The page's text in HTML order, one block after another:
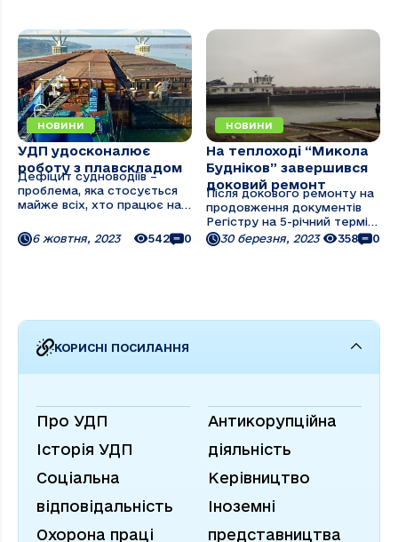
НОВИНИ
УДП удосконалює
роботу з плавскладом
Дефіцит судноводіїв –
проблема, яка стосується
майже всіх, хто працює на
керівників дунайських
пароплавств у Братиславі
флоту на ...
6 жовтня, 2023 542 0
НОВИНИ
На теплоході “Микола
Будніков” завершився
доковий ремонт
Після докового ремонту на
продовження документів
Регістру на 5-річний термін
спущений зі сліпу теплохід
«Микола Будніков». У
комплексу, підрулюючого
30 березня, 2023 358 0
КОРИСНІ ПОСИЛАННЯ
Про УДП
Історія УДП
Соціальна
відповідальність
Охорона праці
Антикорупційна
діяльність
Керівництво
Іноземні
представництва